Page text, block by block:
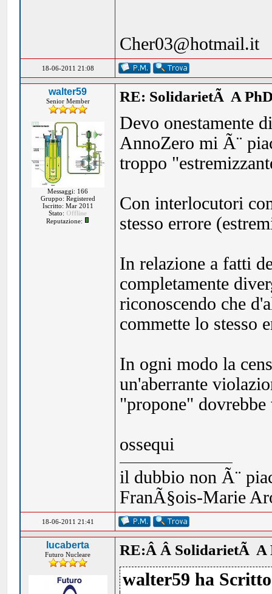
Cher03@hotmail.it
18-06-2011 21:08
walter59
Senior Member
Messaggi: 166
Gruppo: Registered
Iscritto: Mar 2011
Stato: Offline
Reputazione:
RE: SolidarietÃ A
Devo onestamente
AnnoZero mi Ã¨
troppo
Con interlocutori
stesso errore
In relazione a fatti
completamente
riconoscendo che
commette lo stesso
In ogni modo la
un'aberrante
"propone" dovrebbe
ossequi
il dubbio non Ã¨
FranÃ§ois-Marie
18-06-2011 21:41
lucaberta
Futuro Nucleare RE:Â Â SolidarietÃ A
walter59 ha